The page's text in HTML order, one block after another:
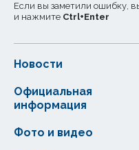
Если вы заметили ошибку,
и нажмите Ctrl+Enter
Новости
Официальная
информация
Фото и видео